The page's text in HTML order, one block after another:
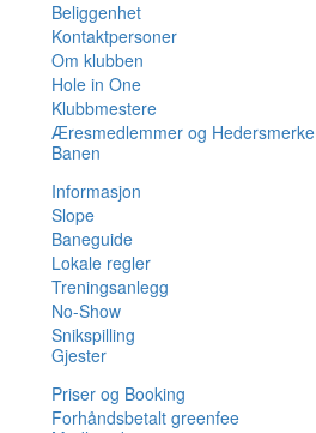
Beliggenhet
Kontaktpersoner
Om klubben
Hole in One
Klubbmestere
Æresmedlemmer og Hedersmerke
Banen
Informasjon
Slope
Baneguide
Lokale regler
Treningsanlegg
No-Show
Snikspilling
Gjester
Priser og Booking
Forhåndsbetalt greenfee